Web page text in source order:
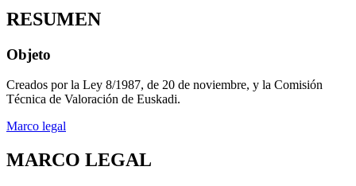
RESUMEN
Objeto
Creados por la Ley 8/1987, de 20 de noviembre, y la Comisión
Técnica de Valoración de Euskadi.
Marco legal
MARCO LEGAL